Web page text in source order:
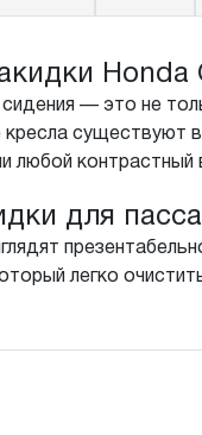
Honda
— это не
кресла
любой контрастный
для
легко